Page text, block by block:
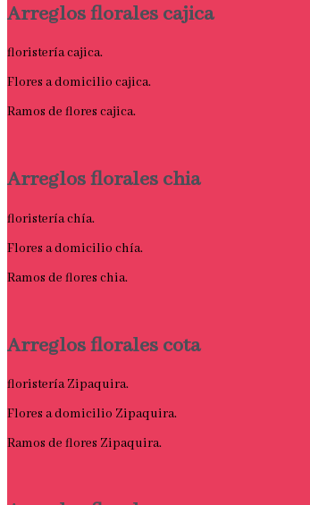
Arreglos florales cajica
floristería cajica.
Flores a domicilio cajica.
Ramos de flores cajica.
Arreglos florales chia
floristería chía.
Flores a domicilio chía.
Ramos de flores chia.
Arreglos florales cota
floristería Zipaquira.
Flores a domicilio Zipaquira.
Ramos de flores Zipaquira.